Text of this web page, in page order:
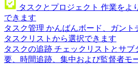
タスクとプロジェクト 作業をよ
できます
タスク管理 かんばんボード、ガント
タスクリストから選択できます
タスクの追跡 チェックリストとサブ
要、時間追跡、集中および監督者モ